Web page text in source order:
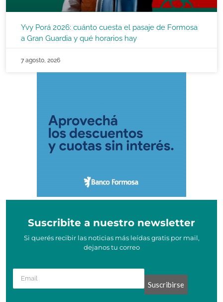
Yvy Porá 2026: cuánto cuesta el pasaje de Formosa
a Gran Guardia y qué horarios hay
7 agosto, 2026
Suscribite a nuestro newsletter
Si querés recibir las noticias más leídas gratis por mail,
dejanos tu correo
Suscribirse